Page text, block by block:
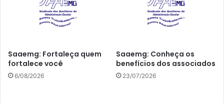
Saaemg: Fortaleça quem
fortalece você
6/08/2026
Saaemg: Conheça os
benefícios dos associados
23/07/2026